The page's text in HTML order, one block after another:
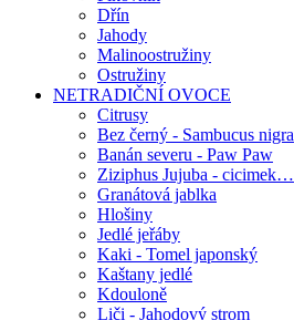
Dřín
Jahody
Malinoostružiny
Ostružiny
NETRADIČNÍ OVOCE
Citrusy
Bez černý - Sambucus nigra
Banán severu - Paw Paw
Ziziphus Jujuba - cicimek…
Granátová jablka
Hlošiny
Jedlé jeřáby
Kaki - Tomel japonský
Kaštany jedlé
Kdouloně
Liči - Jahodový strom